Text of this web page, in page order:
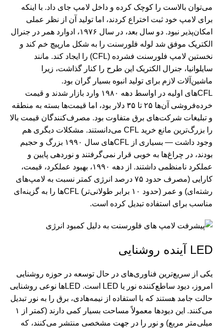
می‌توان بالاست را کوچک کرده و داخل لامپ جای داد. با اینکه
برای لامپ خود ثبت اختراع کردند، اما تولید آن از نظر عملی
امکان‌پذیر نبود. دو سال بعد، در سال ۱۹۷۶، ادوارد همر در جنرال
الکتریک موفق شد لوله فلورسنت را به شکل مارپیچ خم کند و
نخستین لامپ فلورسنت فشرده (CFL) را ایجاد کند. مانند
سایلوانیا، جنرال الکتریک این طرح را کنار گذاشت، زیرا
ماشین‌آلات لازم برای تولید انبوه بسیار گران بود.
CFLهای اولیه در اواسط دهه ۱۹۸۰ وارد بازار شدند و قیمت
خرده‌فروشی آن‌ها ۲۵ تا ۳۵ دلار بود، اما قیمت‌ها بسته به منطقه
و تبلیغات شرکت‌های برق متفاوت بود. مصرف‌کنندگان قیمت بالا
را بزرگ‌ترین مانع خرید CFL می‌دانستند. مشکلات دیگری هم
وجود داشت — بسیاری از CFLهای سال ۱۹۹۰ بزرگ و حجیم
بودند، در چراغ‌ها به خوبی قرار نمی‌گرفتند و نوردهی پایین و
عملکرد نامنظمی داشتند. از دهه ۱۹۹۰، بهبود عملکرد، قیمت،
کارایی (مصرف حدود ۷۵ درصد انرژی کمتر نسبت به لامپ‌های
رشته‌ای) و عمر (حدود ۱۰ برابر طولانی‌تر) CFLها را به گزینه‌ای
مناسب برای استفاده تبدیل کرده است.
LED آینده روشنایی
یکی از سریع‌ترین فناوری‌های در حال توسعه در حوزه روشنایی
امروز، دیود ساطع‌کننده نور یا LED است. LEDها نوعی روشنایی
حالت جامد هستند که با استفاده از نیمه‌هادی، برق را به نور تبدیل
می‌کنند. این دیودها معمولاً مساحت بسیار کمی دارند (کمتر از ۱
میلی‌متر مربع) و نور را در جهت مشخصی منتشر می‌کنند، که